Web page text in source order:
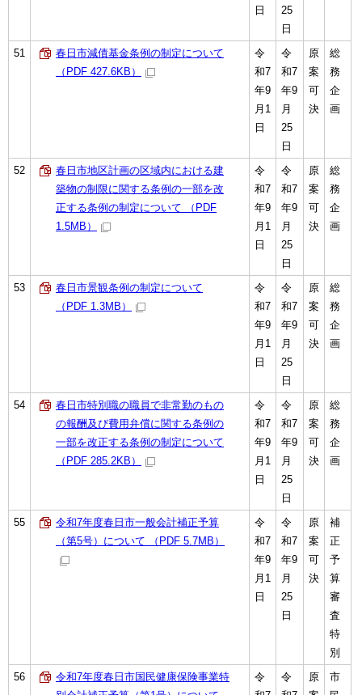
日
25
日
51
春日市減債基金条例の制定について
（PDF 427.6KB）
令
和7
年9
月1
日
令
和7
年9
月
25
日
原
案
可
決
総
務
企
画
52
春日市地区計画の区域内における建
築物の制限に関する条例の一部を改
正する条例の制定について （PDF
1.5MB）
令
和7
年9
月1
日
令
和7
年9
月
25
日
原
案
可
決
総
務
企
画
53
春日市景観条例の制定について
（PDF 1.3MB）
令
和7
年9
月1
日
令
和7
年9
月
25
日
原
案
可
決
総
務
企
画
54
春日市特別職の職員で非常勤のもの
の報酬及び費用弁償に関する条例の
一部を改正する条例の制定について
（PDF 285.2KB）
令
和7
年9
月1
日
令
和7
年9
月
25
日
原
案
可
決
総
務
企
画
55
令和7年度春日市一般会計補正予算
（第5号）について （PDF 5.7MB）
令
和7
年9
月1
日
令
和7
年9
月
25
日
原
案
可
決
補
正
予
算
審
査
特
別
56
令和7年度春日市国民健康保険事業特
令
令
原
市